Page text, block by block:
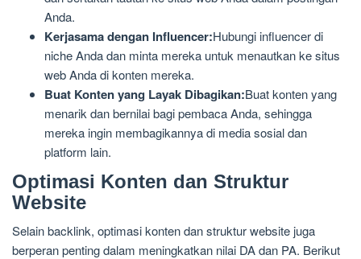
Anda.
Kerjasama dengan Influencer:Hubungi influencer di
niche Anda dan minta mereka untuk menautkan ke situs
web Anda di konten mereka.
Buat Konten yang Layak Dibagikan:Buat konten yang
menarik dan bernilai bagi pembaca Anda, sehingga
mereka ingin membagikannya di media sosial dan
platform lain.
Optimasi Konten dan Struktur
Website
Selain backlink, optimasi konten dan struktur website juga
berperan penting dalam meningkatkan nilai DA dan PA. Berikut